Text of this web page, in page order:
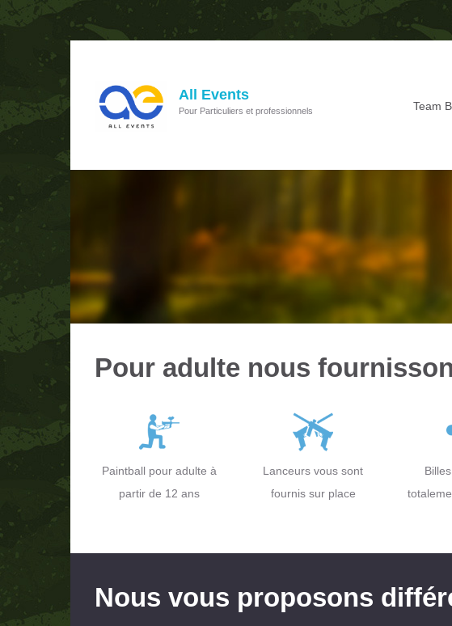
All Events
Pour Particuliers et professionnels Team
Pour adulte nous
Paintball pour adulte à
partir de 12 ans
Lanceurs vous sont
fournis sur place
Nous vous proposons